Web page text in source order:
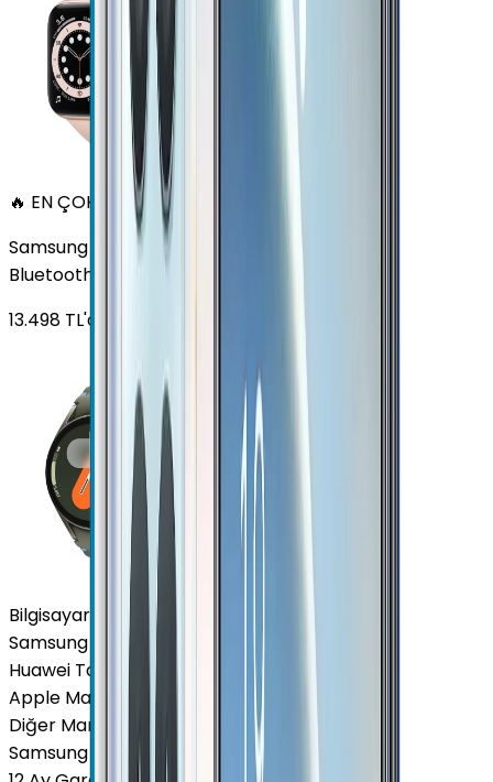
🔥 EN ÇOK SATAN
Samsung Galaxy Watch 7 Alüminyum 40 mm
Bluetooth Wi-Fi Yeşil
13.498 TL'den
Bilgisayar / Tablet
Samsung Tablet
Huawei Tablet
Apple Macbook
Diğer Markalar
Samsung Tablet